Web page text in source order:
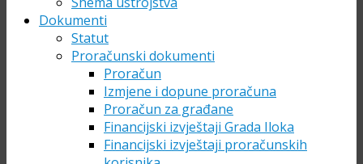
Dokumenti
Statut
Proračunski dokumenti
Proračun
Izmjene i dopune proračuna
Proračun za građane
Financijski izvještaji Grada Iloka
Financijski izvještaji proračunskih